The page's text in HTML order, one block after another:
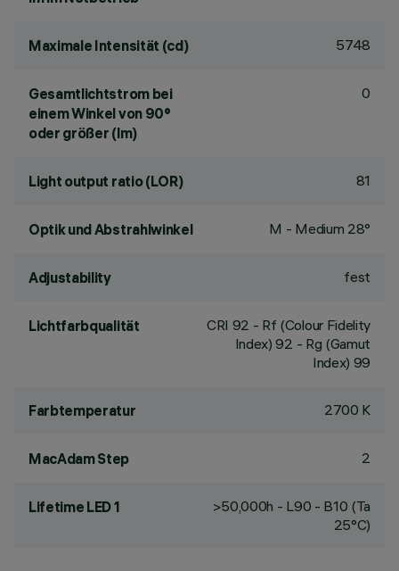
Maximale Intensität (cd) 5748
Gesamtlichtstrom bei
einem Winkel von 90°
oder größer (lm)
0
Light output ratio (LOR) 81
Optik und Abstrahlwinkel M - Medium 28°
Adjustability fest
Lichtfarbqualität CRI 92 - Rf (Colour Fidelity
Index) 92 - Rg (Gamut
Index) 99
Farbtemperatur 2700 K
MacAdam Step 2
Lifetime LED 1
>50,000h - L90 - B10 (Ta
25°C)